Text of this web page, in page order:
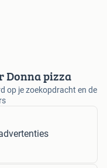
Donna pizza
op je zoekopdracht en de